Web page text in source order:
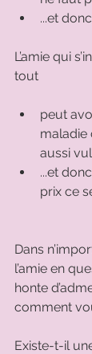
...et
L’amie qui
tout
peut
maladie
aussi
...et
prix ce
Dans
l’amie en
honte
comment
Existe-t-il